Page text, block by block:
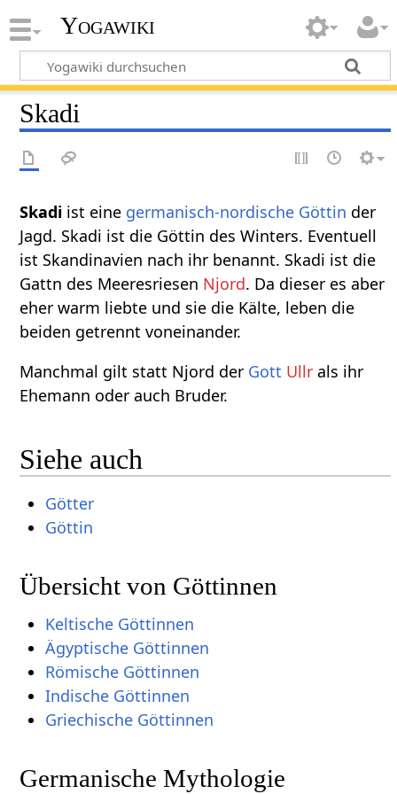
Yogawiki
Skadi
Skadi ist eine germanisch-nordische Göttin der
Jagd. Skadi ist die Göttin des Winters. Eventuell
ist Skandinavien nach ihr benannt. Skadi ist die
Gattn des Meeresriesen Njord. Da dieser es aber
eher warm liebte und sie die Kälte, leben die
beiden getrennt voneinander.
Manchmal gilt statt Njord der Gott Ullr als ihr
Ehemann oder auch Bruder.
Siehe auch
Götter
Göttin
Übersicht von Göttinnen
Keltische Göttinnen
Ägyptische Göttinnen
Römische Göttinnen
Indische Göttinnen
Griechische Göttinnen
Germanische Mythologie